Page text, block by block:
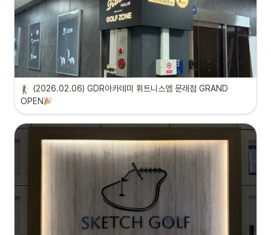
(2026.02.06) GDR아카데미 휘트니스엠 문래점 GRAND
OPEN